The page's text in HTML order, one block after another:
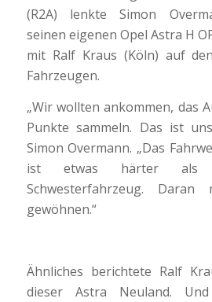
(R2A) lenkte Simon
seinen eigenen Opel Astra H
mit Ralf Kraus (Köln) auf
Fahrzeugen.
„Wir wollten ankommen, das
Punkte sammeln. Das ist
Simon Overmann. „Das
ist etwas härter als
Schwesterfahrzeug.
gewöhnen.“
Ähnliches berichtete Ralf
dieser Astra Neuland.